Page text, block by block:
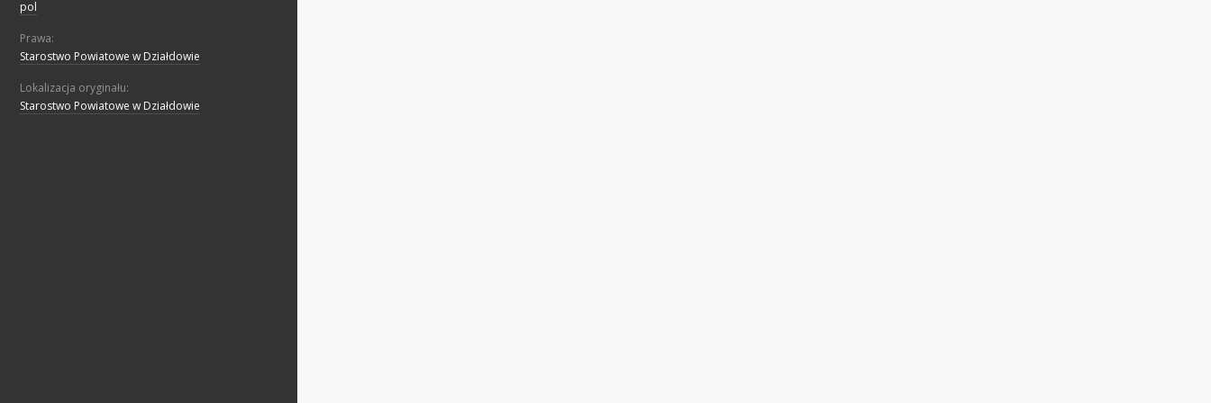
pol
Prawa:
Starostwo Powiatowe w Działdowie
Lokalizacja oryginału:
Starostwo Powiatowe w Działdowie